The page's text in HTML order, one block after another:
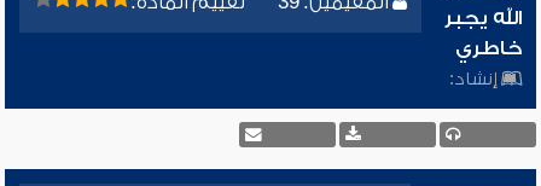
الله يجبر
خاطري
إنشاد: